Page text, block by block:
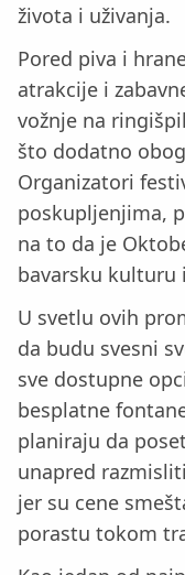
života i uživanja.
Pored piva i
atrakcije i
vožnje na
što dodatno
Organizatori
poskupljenjima,
na to da je
bavarsku kulturu
U svetlu ovih
da budu svesni
sve dostupne
besplatne
planiraju da
unapred
jer su cene
porastu tokom